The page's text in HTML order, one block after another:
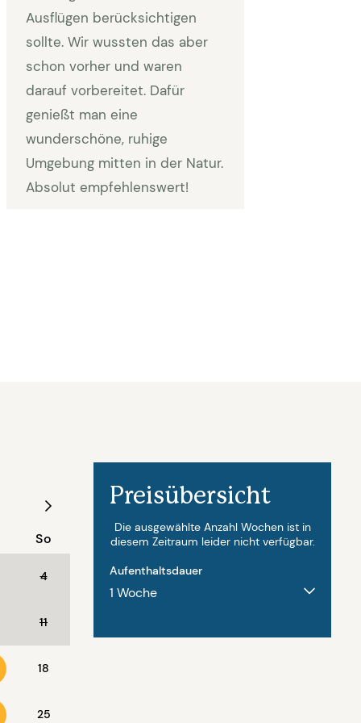
Ausflügen berücksichtigen
sollte. Wir wussten das aber
schon vorher und waren
darauf vorbereitet. Dafür
genießt man eine
wunderschöne, ruhige
Umgebung mitten in der Natur.
Absolut empfehlenswert!
So
4
11
18
25
August - 2027
Mo Di Mi Do
Preisübersicht
Die ausgewählte Anzahl Wochen ist in
diesem Zeitraum leider nicht verfügbar.
Aufenthaltsdauer